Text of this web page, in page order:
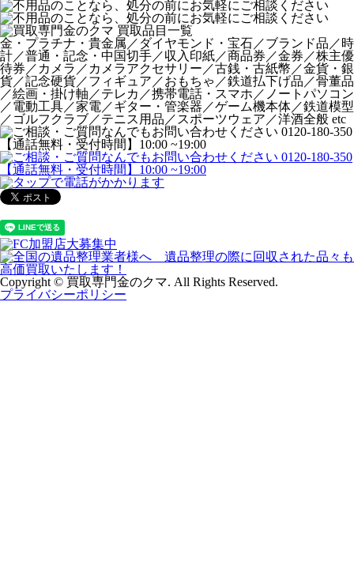
金・プラチナ・貴金属／ダイヤモンド・宝石／ブランド品／時
計／普通・記念・中国切手／収入印紙／商品券／金券／株主優
待券／カメラ／カメラアクセサリー／古銭・古紙幣／金貨・銀
貨／記念硬貨／フィギュア／おもちゃ／鉄道払下げ品／骨董品
／絵画・掛け軸／テレカ／携帯電話・スマホ／ノートパソコン
／電動工具／家電／ギター・管楽器／ゲーム機本体／鉄道模型
／ゴルフクラブ／テニス用品／スポーツウェア／洋酒全般 etc
Copyright © 買取専門金のクマ. All Rights Reserved.
プライバシーポリシー